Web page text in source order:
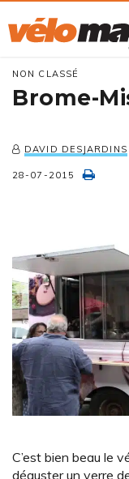
NON CLASSÉ
Brome-
DAVID DESJARDINS
28-07-2015
C’est bien beau le
déguster un verre